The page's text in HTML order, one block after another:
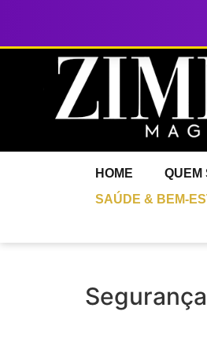
HOME QUEM
SAÚDE & BEM-